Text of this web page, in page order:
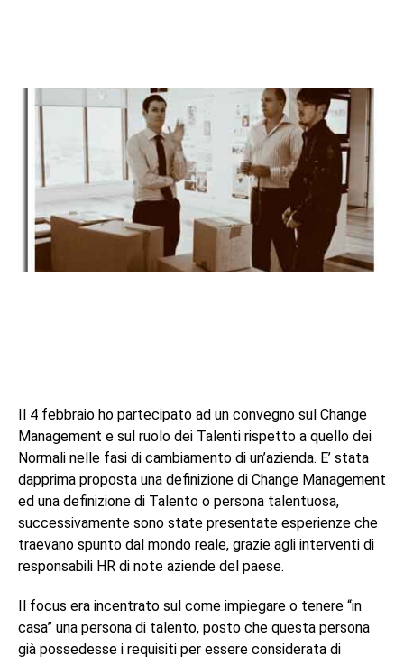
Il 4 febbraio ho partecipato ad un convegno sul Change
Management e sul ruolo dei Talenti rispetto a quello dei
Normali nelle fasi di cambiamento di un’azienda. E’ stata
dapprima proposta una definizione di Change Management
ed una definizione di Talento o persona talentuosa,
successivamente sono state presentate esperienze che
traevano spunto dal mondo reale, grazie agli interventi di
responsabili HR di note aziende del paese.
Il focus era incentrato sul come impiegare o tenere “in
casa” una persona di talento, posto che questa persona
già possedesse i requisiti per essere considerata di